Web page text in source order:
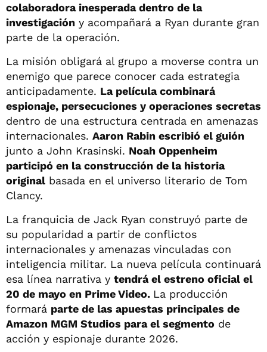
colaboradora inesperada dentro de la
investigación y acompañará a Ryan durante gran
parte de la operación.
La misión obligará al grupo a moverse contra un
enemigo que parece conocer cada estrategia
anticipadamente. La película combinará
espionaje, persecuciones y operaciones secretas
dentro de una estructura centrada en amenazas
internacionales. Aaron Rabin escribió el guión
junto a John Krasinski. Noah Oppenheim
participó en la construcción de la historia
original basada en el universo literario de Tom
Clancy.
La franquicia de Jack Ryan construyó parte de
su popularidad a partir de conflictos
internacionales y amenazas vinculadas con
inteligencia militar. La nueva película continuará
esa línea narrativa y tendrá el estreno oficial el
20 de mayo en Prime Video. La producción
formará parte de las apuestas principales de
Amazon MGM Studios para el segmento de
acción y espionaje durante 2026.